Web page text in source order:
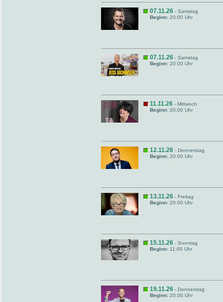
07.11.26 - Samstag
Beginn: 20:00 Uhr
07.11.26 - Samstag
Beginn: 20:00 Uhr
11.11.26 - Mittwoch
Beginn: 20:00 Uhr
12.11.26 - Donnerstag
Beginn: 20:00 Uhr
13.11.26 - Freitag
Beginn: 20:00 Uhr
15.11.26 - Sonntag
Beginn: 11:00 Uhr
19.11.26 - Donnerstag
Beginn: 20:00 Uhr